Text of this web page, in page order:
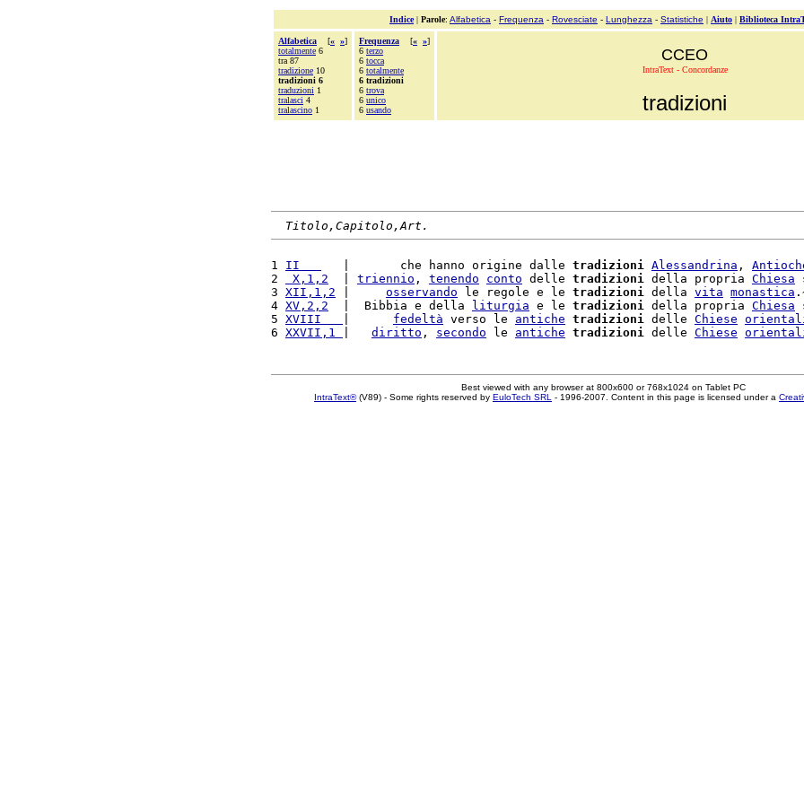
Indice| Parole: Alfabetica - Frequenza - Rovesciate - Lunghezza - Statistiche | Aiuto | Biblioteca
Alfabetica [« »]
totalmente 6
tra 87
tradizione 10
tradizioni 6
traduzioni 1
tralasci 4
tralascino 1
Frequenza [« »]
6 terzo
6 tocca
6 totalmente
6 tradizioni
6 trova
6 unico
6 usando
CCEO
IntraText - Concordanze
tradizioni
Titolo,Capitolo,Art.
1 II
   |       che hanno origine dalle
tradizioni Alessandrina ,
2
X,1,2 triennio , tenendo conto delle tradizioni della propria Chiesa
3 XII,1,2 osservando le regole e le tradizioni della vita monastica
4 XV,2,2
  |  Bibbia e della
liturgia e le tradizioni della propria Chiesa
5 XVIII fedeltà verso le antiche tradizioni delle Chiese
6 XXVII,1 diritto , secondo le antiche tradizioni delle Chiese
Best viewed with any browser at 800x600 or 768x1024 on Tablet PC
IntraText®(V89) - Some rights reserved by EuloTech SRL - 1996-2007. Content in this page is licensed under a